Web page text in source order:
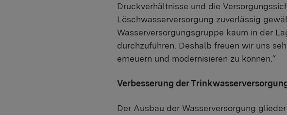
Druckverhältnisse und die
Löschwasserversorgung zuverlässig
Wasserversorgungsgruppe kaum in der
durchzuführen. Deshalb freuen wir uns
erneuern und modernisieren zu können.“
Verbesserung der
Der Ausbau der Wasserversorgung